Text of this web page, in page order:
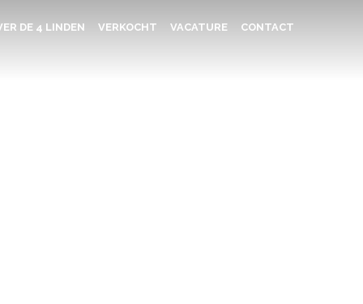
DE 4 LINDEN VERKOCHT VACATURE CONTACT